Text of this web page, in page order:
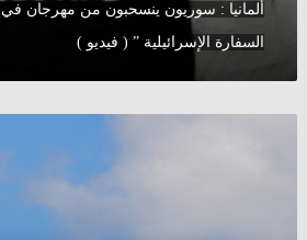
ألمانيا : سوريون ينسحبون من مهرجان
السفارة الإسرائيلية ” ( فيديو )